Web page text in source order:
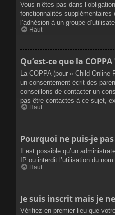
Vous n’êtes pas dans
fonctionnalités supplémentaires
l’adhésion à un groupe
Haut
Qu’est-ce que la COPPA
La COPPA (pour « Child
un consentement écrit des
conseillons de contacter un
pas être contactés à ce sujet,
Haut
Pourquoi ne puis-je pas
Il est possible qu’un
IP ou interdit l’utilisation du
Haut
Je suis inscrit mais je
Vérifiez en premier lieu que